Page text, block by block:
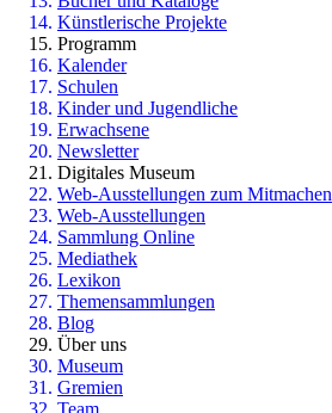
Künstlerische Projekte
Programm
Kalender
Schulen
Kinder und Jugendliche
Erwachsene
Newsletter
Digitales Museum
Web-Ausstellungen zum Mitmachen
Web-Ausstellungen
Sammlung Online
Mediathek
Lexikon
Themensammlungen
Blog
Über uns
Museum
Gremien
Team